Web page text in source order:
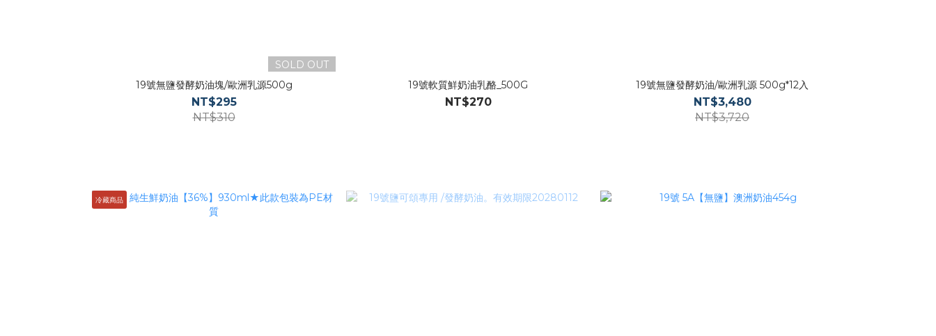
SOLD OUT
19號無鹽發酵奶油塊/歐洲乳源500g
NT$295
NT$310
19號軟質鮮奶油乳酪_500G
NT$270
19號無鹽發酵奶油/歐洲乳源 500g*12入
NT$3,480
NT$3,720
冷藏商品